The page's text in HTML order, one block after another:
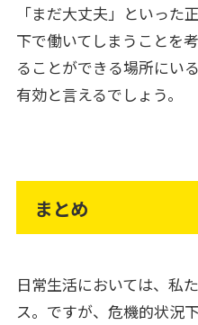
「まだ大丈夫」といった
下で働いてしまうことを
ることができる場所にい
有効と言えるでしょう。
まとめ
日常生活においては、私
ス。ですが、危機的状況